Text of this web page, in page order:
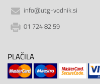
info@utg-vodnik.si
01 724 82 59
PLAČILA